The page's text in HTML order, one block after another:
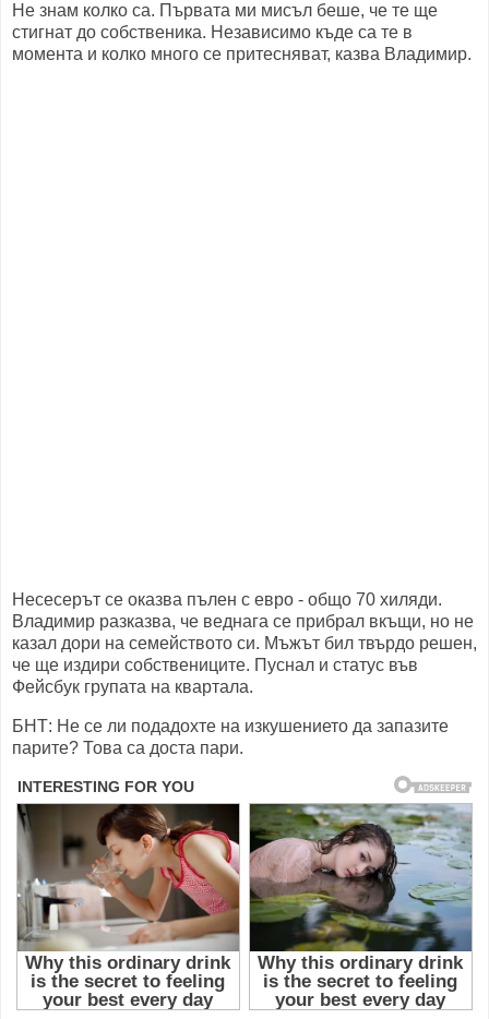
Не знам колко са. Първата ми мисъл беше, че те ще
стигнат до собственика. Независимо къде са те в
момента и колко много се притесняват, казва Владимир.
Несесерът се оказва пълен с евро - общо 70 хиляди.
Владимир разказва, че веднага се прибрал вкъщи, но не
казал дори на семейството си. Мъжът бил твърдо решен,
че ще издири собствениците. Пуснал и статус във
Фейсбук групата на квартала.
БНТ: Не се ли подадохте на изкушението да запазите
парите? Това са доста пари.